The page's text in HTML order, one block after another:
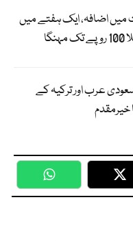
اضافہ، ایک ہفتے میں
عرب اور ترکیہ کے
WhatsApp